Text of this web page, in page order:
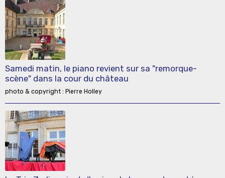
Samedi matin, le piano revient sur sa "remorque-
scène" dans la cour du château
photo & copyright : Pierre Holley